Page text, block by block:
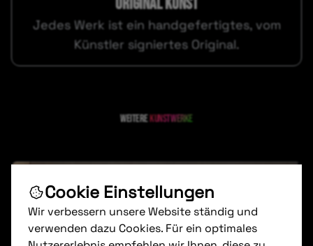
ORIGINAL KUNST
Jedes Werk ist ein handgefertigtes, vom
Künstler signiertes Original.
Weiterekunstwerke
Cookie Einstellungen
Wir verbessern unsere Website ständig und
verwenden dazu Cookies. Für ein optimales